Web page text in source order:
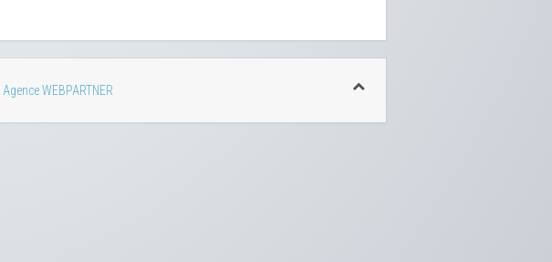
Agence WEBPARTNER